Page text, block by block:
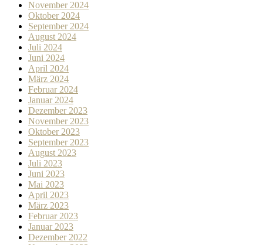
November 2024
Oktober 2024
September 2024
August 2024
Juli 2024
Juni 2024
April 2024
März 2024
Februar 2024
Januar 2024
Dezember 2023
November 2023
Oktober 2023
September 2023
August 2023
Juli 2023
Juni 2023
Mai 2023
April 2023
März 2023
Februar 2023
Januar 2023
Dezember 2022